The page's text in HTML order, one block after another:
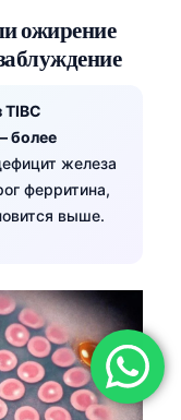
ожирение
TIBC
более
железа
ферритина,
выше.